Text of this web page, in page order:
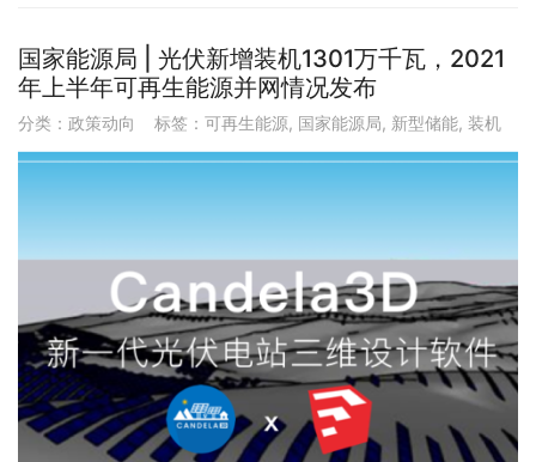
国家能源局 | 光伏新增装机1301万千瓦，2021
年上半年可再生能源并网情况发布
分类： 政策动向 标签： 可再生能源, 国家能源局, 新型储能, 装机